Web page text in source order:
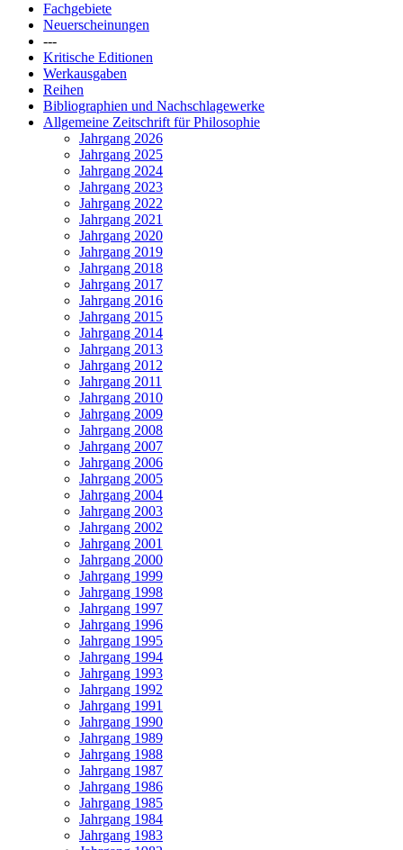
Fachgebiete
Neuerscheinungen
---
Kritische Editionen
Werkausgaben
Reihen
Bibliographien und Nachschlagewerke
Allgemeine Zeitschrift für Philosophie
Jahrgang 2026
Jahrgang 2025
Jahrgang 2024
Jahrgang 2023
Jahrgang 2022
Jahrgang 2021
Jahrgang 2020
Jahrgang 2019
Jahrgang 2018
Jahrgang 2017
Jahrgang 2016
Jahrgang 2015
Jahrgang 2014
Jahrgang 2013
Jahrgang 2012
Jahrgang 2011
Jahrgang 2010
Jahrgang 2009
Jahrgang 2008
Jahrgang 2007
Jahrgang 2006
Jahrgang 2005
Jahrgang 2004
Jahrgang 2003
Jahrgang 2002
Jahrgang 2001
Jahrgang 2000
Jahrgang 1999
Jahrgang 1998
Jahrgang 1997
Jahrgang 1996
Jahrgang 1995
Jahrgang 1994
Jahrgang 1993
Jahrgang 1992
Jahrgang 1991
Jahrgang 1990
Jahrgang 1989
Jahrgang 1988
Jahrgang 1987
Jahrgang 1986
Jahrgang 1985
Jahrgang 1984
Jahrgang 1983